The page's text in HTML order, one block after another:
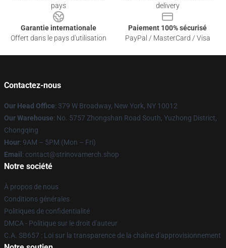
pays
delivery
Garantie internationale
Offert dans le pays d'utilisation
Paiement 100% sécurisé
PayPal / MasterCard / Visa
Contactez-nous
Our Head Office: 379 W Broadway, New York, NY 10012
Our Warehouse: No. 5757 Zhongshan Road South, Yuzhong District,
Chongqing
Hour: 9AM – 5PM (Mon – Fri)
Email : contact@strinovamerch.shop
Notre société
À propos de nous
Conditions générales
Politiques de confidentialité
DMCA - Politique sur le droit d'auteur
C.A. SB657 : Loi sur la transparence de la chaîne d'approvisionnement